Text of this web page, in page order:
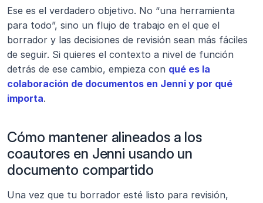
Ese es el verdadero objetivo. No “una herramienta
para todo”, sino un flujo de trabajo en el que el
borrador y las decisiones de revisión sean más fáciles
de seguir. Si quieres el contexto a nivel de función
detrás de ese cambio, empieza con qué es la
colaboración de documentos en Jenni y por qué
importa.
Cómo mantener alineados a los
coautores en Jenni usando un
documento compartido
Una vez que tu borrador esté listo para revisión,